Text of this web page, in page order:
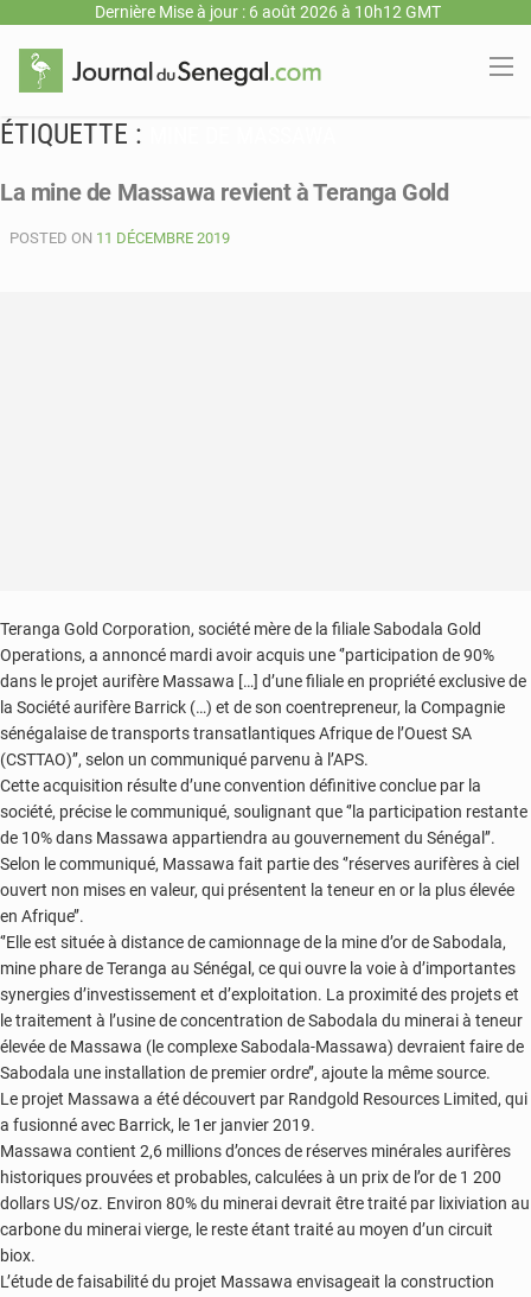
Dernière Mise à jour : 6 août 2026 à 10h12 GMT
ÉTIQUETTE :
La mine de Massawa revient à Teranga Gold
POSTED ON 11 DÉCEMBRE 2019
Teranga Gold Corporation, société mère de la filiale Sabodala Gold
Operations, a annoncé mardi avoir acquis une ‘’participation de 90%
dans le projet aurifère Massawa […] d’une filiale en propriété exclusive de
la Société aurifère Barrick (…) et de son coentrepreneur, la Compagnie
sénégalaise de transports transatlantiques Afrique de l’Ouest SA
(CSTTAO)’’, selon un communiqué parvenu à l’APS.
Cette acquisition résulte d’une convention définitive conclue par la
société, précise le communiqué, soulignant que ‘’la participation restante
de 10% dans Massawa appartiendra au gouvernement du Sénégal’’.
Selon le communiqué, Massawa fait partie des ‘’réserves aurifères à ciel
ouvert non mises en valeur, qui présentent la teneur en or la plus élevée
en Afrique’’.
‘’Elle est située à distance de camionnage de la mine d’or de Sabodala,
mine phare de Teranga au Sénégal, ce qui ouvre la voie à d’importantes
synergies d’investissement et d’exploitation. La proximité des projets et
le traitement à l’usine de concentration de Sabodala du minerai à teneur
élevée de Massawa (le complexe Sabodala-Massawa) devraient faire de
Sabodala une installation de premier ordre’’, ajoute la même source.
Le projet Massawa a été découvert par Randgold Resources Limited, qui
a fusionné avec Barrick, le 1er janvier 2019.
Massawa contient 2,6 millions d’onces de réserves minérales aurifères
historiques prouvées et probables, calculées à un prix de l’or de 1 200
dollars US/oz. Environ 80% du minerai devrait être traité par lixiviation au
carbone du minerai vierge, le reste étant traité au moyen d’un circuit
biox.
L’étude de faisabilité du projet Massawa envisageait la construction